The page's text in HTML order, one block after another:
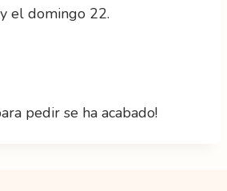
el domingo 22.
pedir se ha acabado!